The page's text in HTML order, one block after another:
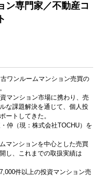
ン専門家／不動産コ
ワンルームマンション売買の
マンション市場に携わり、売
な課題解決を通じて、個人投
ートしてきた。
仲（現：株式会社TOCHU）を
マンションを中心とした売買
し、これまでの取扱実績は
件以上の投資マンション売